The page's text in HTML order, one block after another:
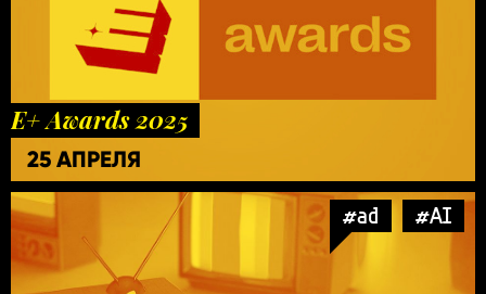
E+ Awards 2025
25 АПРЕЛЯ
#ad #AI